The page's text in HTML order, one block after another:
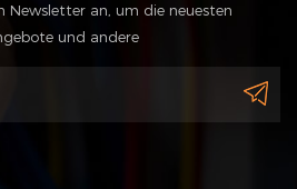
Newsletter an, um die neuesten
und andere